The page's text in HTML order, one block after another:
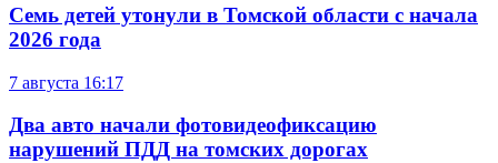
Семь детей утонули в Томской области с начала
2026 года
7 августа 16:17
Два авто начали фотовидеофиксацию
нарушений ПДД на томских дорогах